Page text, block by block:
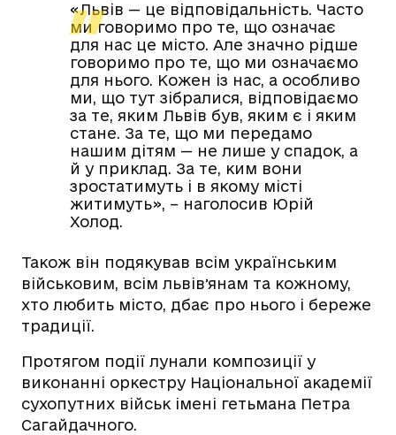
«Львів — це відповідальність. Часто
ми говоримо про те, що означає
для нас це місто. Але значно рідше
говоримо про те, що ми означаємо
для нього. Кожен із нас, а особливо
ми, що тут зібралися, відповідаємо
за те, яким Львів був, яким є і яким
стане. За те, що ми передамо
нашим дітям — не лише у спадок, а
й у приклад. За те, ким вони
зростатимуть і в якому місті
житимуть», – наголосив Юрій
Холод.
Також він подякував всім українським
військовим, всім львівʼянам та кожному,
хто любить місто, дбає про нього і береже
традиції.
Протягом події лунали композиції у
виконанні оркестру Національної академії
сухопутних військ імені гетьмана Петра
Сагайдачного.